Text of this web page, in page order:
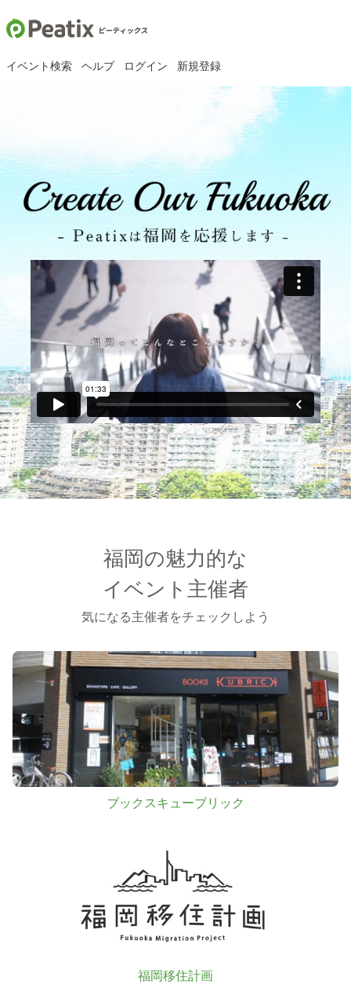
イベント検索 ヘルプ ログイン 新規登録
福岡の魅力的な
イベント主催者
気になる主催者をチェックしよう
ブックスキューブリック
福岡移住計画